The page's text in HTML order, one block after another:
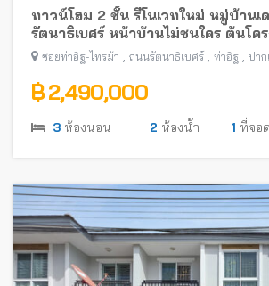
ทาวน์โฮม 2 ชั้น รีโนเวทใหม่ หมู่บ้านเ
รัตนาธิเบศร์ หน้าบ้านไม่ชนใคร ต้นโค
อิฐ-ไทรม้า) พร้อมอยู่ ใกล้รถไฟฟ้าสาย
ซอยท่าอิฐ-ไทรม้า , ถนนรัตนาธิเบศร์ , ท่าอิฐ , ปาก
฿ 2,490,000
3 ห้องนอน 2 ห้องน้ำ 1 ที่จอ